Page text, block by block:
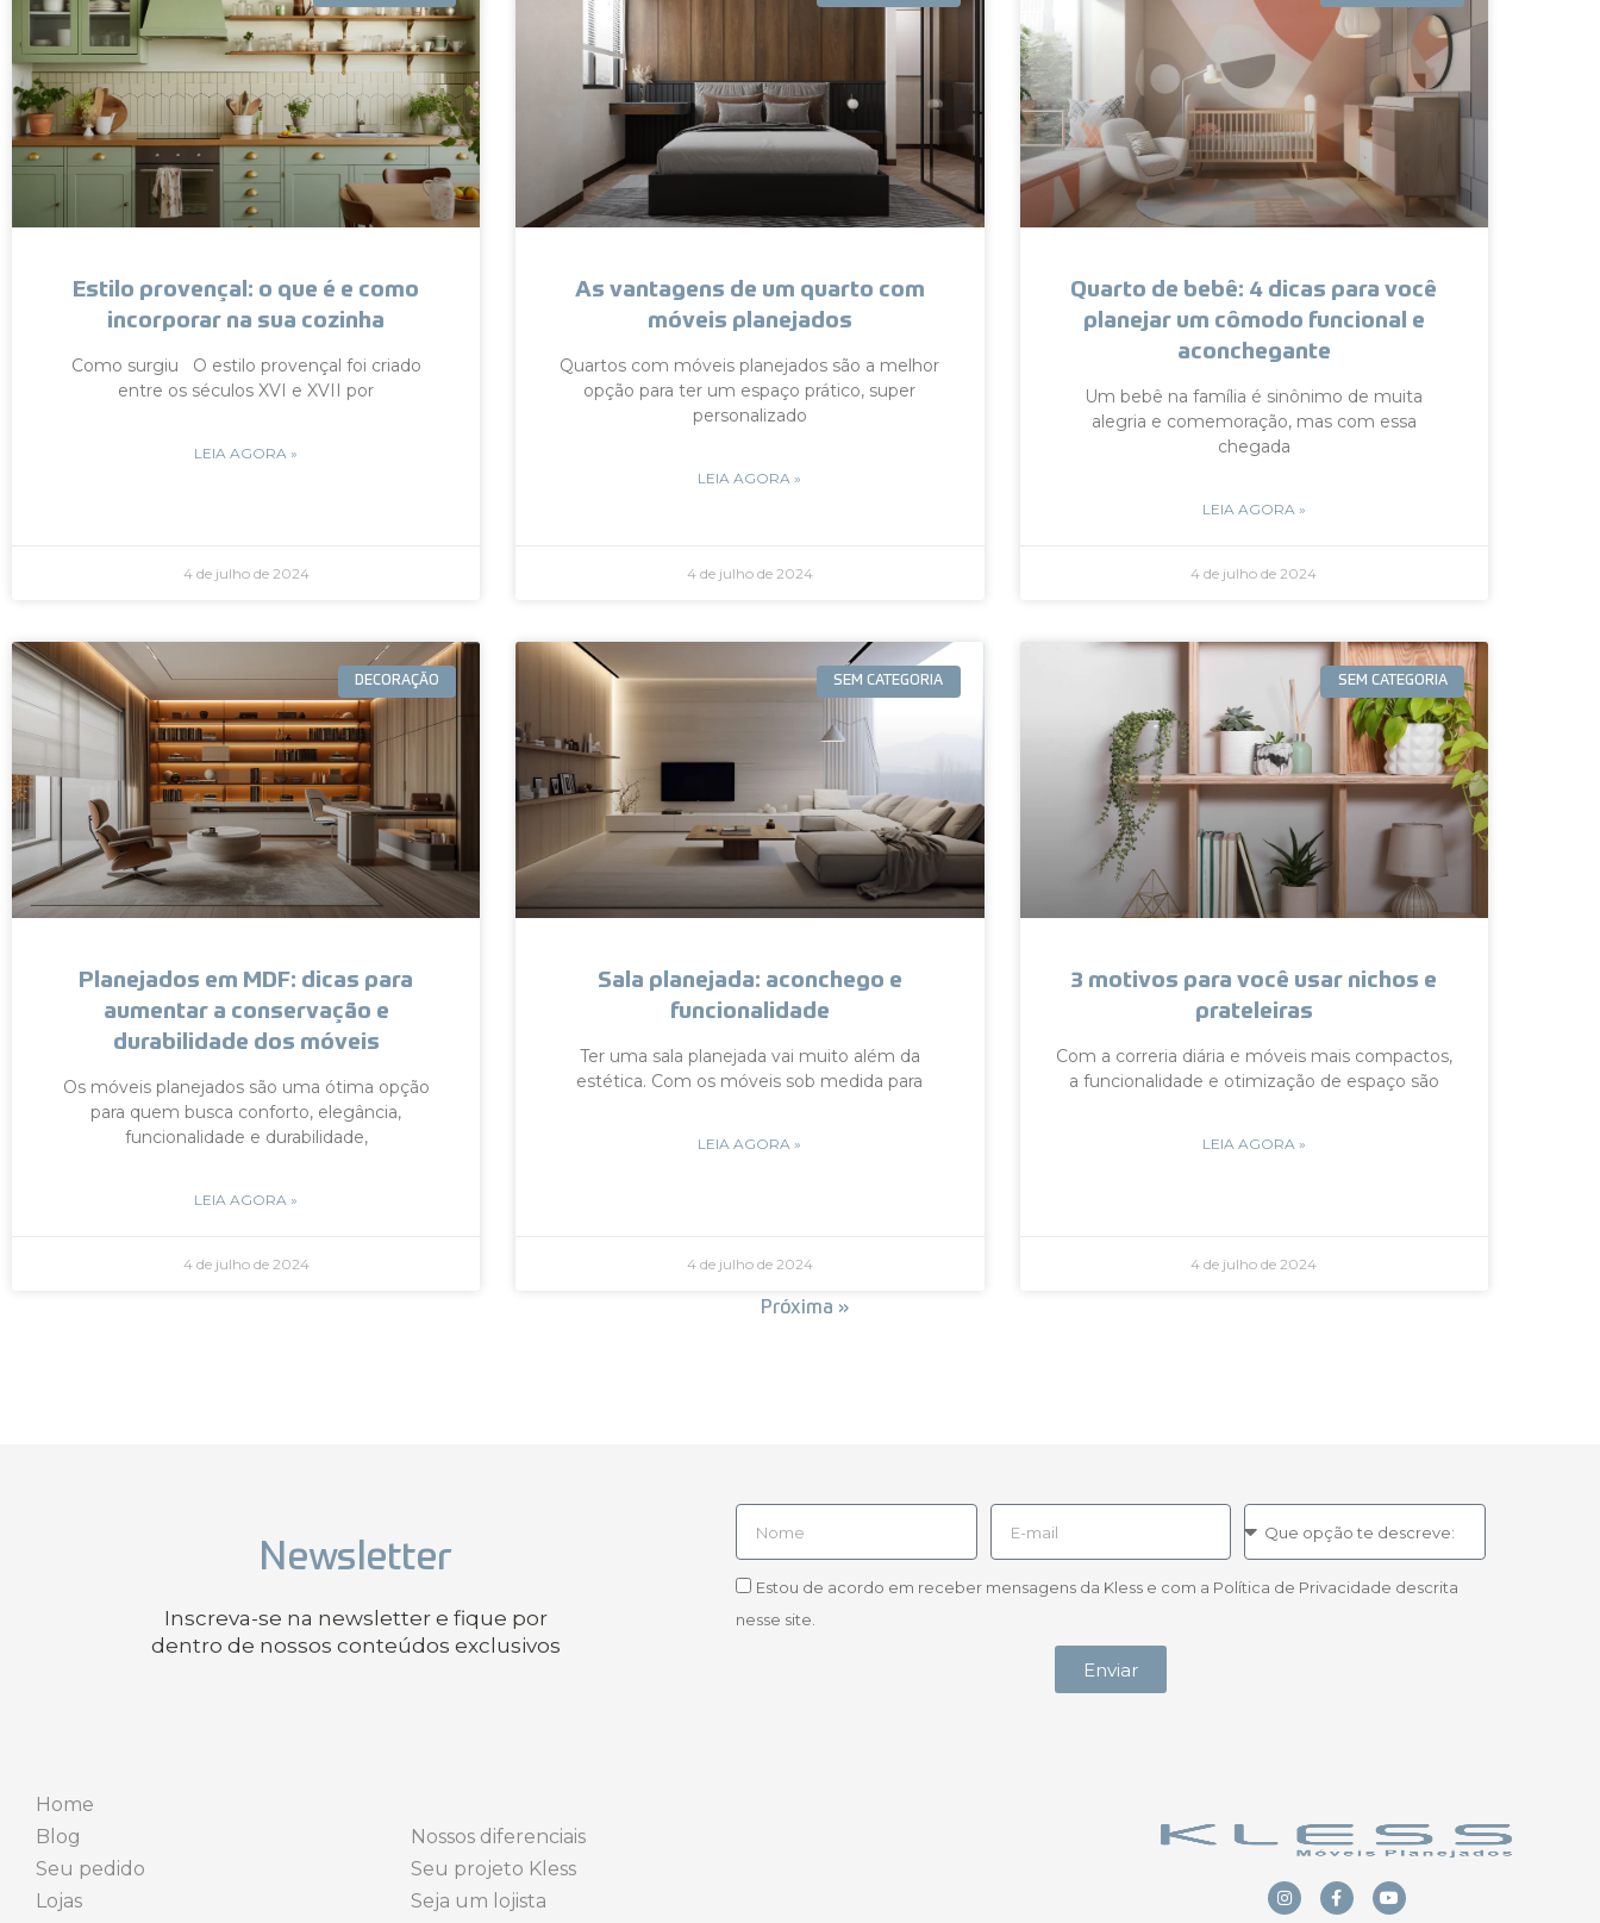
Estilo provençal: o que é e como
incorporar na sua cozinha
Como surgiu O estilo provençal foi criado
entre os séculos XVI e XVII por
LEIA AGORA »
4 de julho de 2024
As vantagens de um quarto com
móveis planejados
Quartos com móveis planejados são a melhor
opção para ter um espaço prático, super
personalizado
LEIA AGORA »
4 de julho de 2024
Quarto de bebê: 4 dicas para você
planejar um cômodo funcional e
aconchegante
Um bebê na família é sinônimo de muita
alegria e comemoração, mas com essa
chegada
LEIA AGORA »
4 de julho de 2024
DECORAÇÃO
Planejados em MDF: dicas para
aumentar a conservação e
durabilidade dos móveis
Os móveis planejados são uma ótima opção
para quem busca conforto, elegância,
funcionalidade e durabilidade,
LEIA AGORA »
4 de julho de 2024
SEM CATEGORIA
Sala planejada: aconchego e
funcionalidade
Ter uma sala planejada vai muito além da
estética. Com os móveis sob medida para
LEIA AGORA »
4 de julho de 2024
SEM CATEGORIA
3 motivos para você usar nichos e
prateleiras
Com a correria diária e móveis mais compactos,
a funcionalidade e otimização de espaço são
LEIA AGORA »
4 de julho de 2024
Próxima »
Newsletter
Inscreva-se na newsletter e fique por
dentro de nossos conteúdos exclusivos
Estou de acordo em receber mensagens da Kless e com a Política de Privacidade descrita
nesse site.
Enviar
Home
Blog
Seu pedido
Lojas
Nossos diferenciais
Seu projeto Kless
Seja um lojista